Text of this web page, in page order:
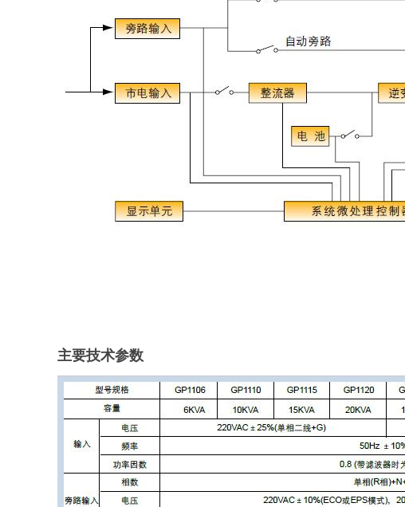
主要技术参数